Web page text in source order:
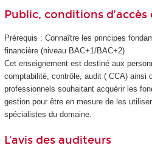
Public, conditions
Prérequis : Connaître les principes
financière (niveau BAC+1/BAC+2)
Cet enseignement est destiné aux
comptabilité, contrôle, audit ( CCA) ainsi
professionnels souhaitant acquérir les
gestion pour être en mesure de les
spécialistes du domaine.
L'avis des auditeurs